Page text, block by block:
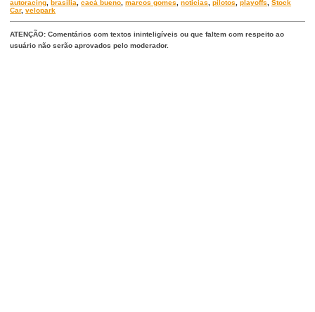
autoracing ,brasilia ,cacá bueno ,marcos gomes ,noticias ,pilotos ,playoffs ,Stock
Car,velopark
ATENÇÃO: Comentários com textos ininteligíveis ou que faltem com respeito ao
usuário não serão aprovados pelo moderador.